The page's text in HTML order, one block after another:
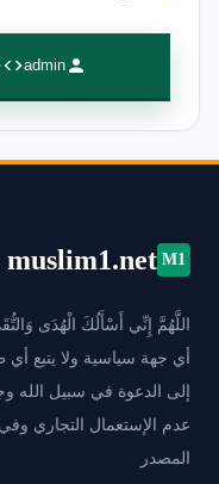
admin
M1
muslim1.net
اللَّهُمَّ إِنِّي أَسْأَلُكَ الْهُدَى
أي جهة سياسية ولا يتبع
إلى الدعوة في سبيل الله
عدم الإستعمال التجاري
المصدر